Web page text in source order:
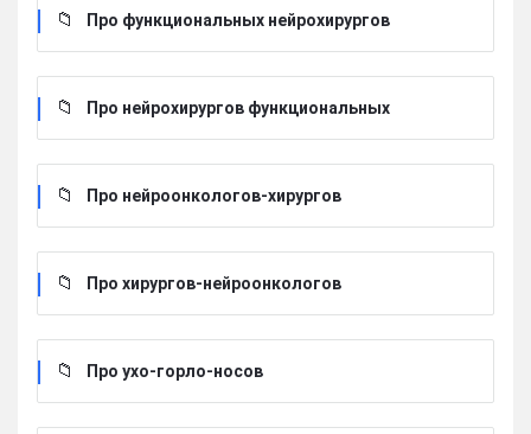
Про функциональных нейрохирургов
Про нейрохирургов функциональных
Про нейроонкологов-хирургов
Про хирургов-нейроонкологов
Про ухо-горло-носов